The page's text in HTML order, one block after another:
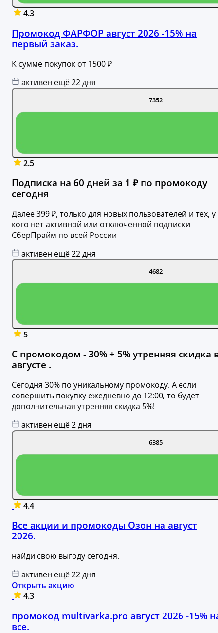
4.3
Промокод ФАРФОР август 2026 -15% на
первый заказ.
К сумме покупок от 1500 ₽
активен ещё 22 дня
7352
2.5
Подписка на 60 дней за 1 ₽ по промокоду
сегодня
Далее 399 ₽, только для новых пользователей и тех, у
кого нет активной или отключенной подписки
СберПрайм по всей России
активен ещё 22 дня
4682
5
С промокодом - 30% + 5% утренняя скидка
августе .
Сегодня 30% по уникальному промокоду. А если
совершить покупку ежедневно до 12:00, то будет
дополнительная утренняя скидка 5%!
активен ещё 2 дня
6385
4.4
Все акции и промокоды Озон на август
2026.
найди свою выгоду сегодня.
активен ещё 22 дня
Открыть акцию
4.3
промокод multivarka.pro август 2026 -15%
все.